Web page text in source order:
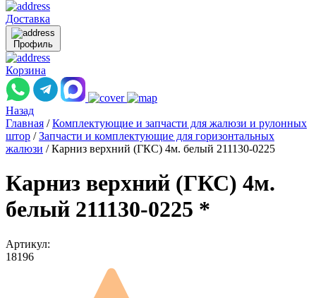
Доставка
Профиль
Корзина
Назад
Главная / Комплектующие и запчасти для жалюзи и рулонных
штор / Запчасти и комплектующие для горизонтальных
жалюзи / Карниз верхний (ГКС) 4м. белый 211130-0225
Карниз верхний (ГКС) 4м.
белый 211130-0225 *
Артикул:
18196